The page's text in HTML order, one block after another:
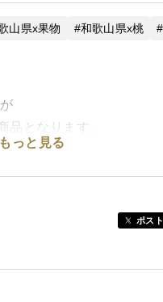
山県x果物 和歌山県x桃
品となります。
ア黄桃品種です！
もっと見る
ポスト